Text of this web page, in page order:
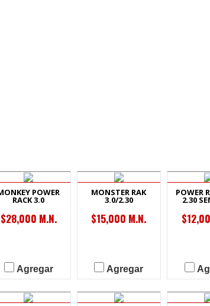
POWER
RACK 3.0
$28,000 M.N.
Agregar
MONSTER RAK
3.0/2.30
$15,000 M.N.
Agregar
POWER
2.30